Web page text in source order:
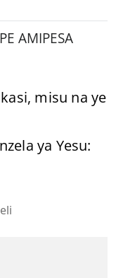
AMIPESA
misu na ye
ya Yesu: